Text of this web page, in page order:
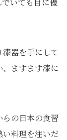
器を手にして
ますます漆に
の日本の食習
料理を注いだ